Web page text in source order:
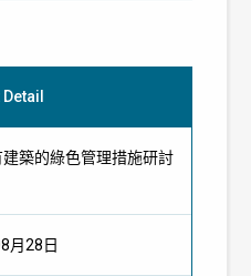
築的綠色管理措施研討
月28日